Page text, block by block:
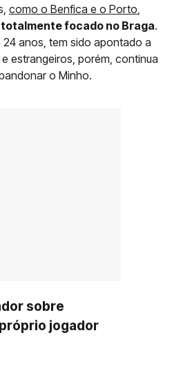
como o Benfica e o Porto
focado no Braga.
anos, tem sido apontado a
estrangeiros, porém, continua
o Minho.
sobre
jogador